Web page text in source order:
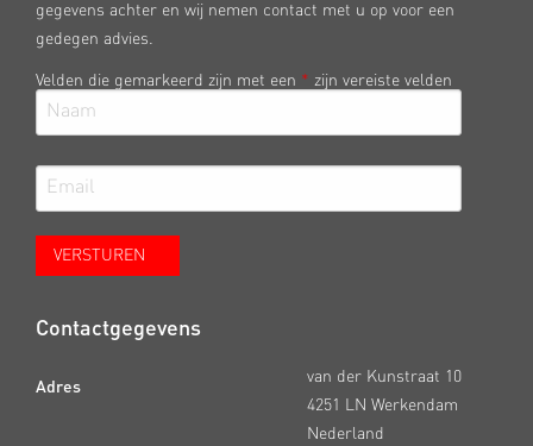
gegevens achter en wij nemen contact met u op voor een
gedegen advies.
Velden die gemarkeerd zijn met een * zijn vereiste velden
Contactgegevens
Adres
van der Kunstraat 10
4251 LN Werkendam
Nederland